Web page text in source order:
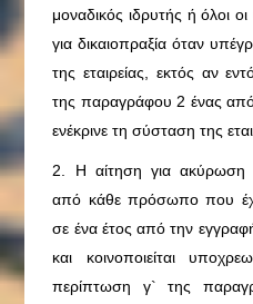
μοναδικός ιδρυτής ή όλοι οι
για δικαιοπραξία όταν
της εταιρείας, εκτός αν
της παραγράφου 2 ένας από
ενέκρινε τη σύσταση της
2. Η αίτηση για ακύρωση
από κάθε πρόσωπο που
σε ένα έτος από την
και κοινοποιείται
περίπτωση γ` της